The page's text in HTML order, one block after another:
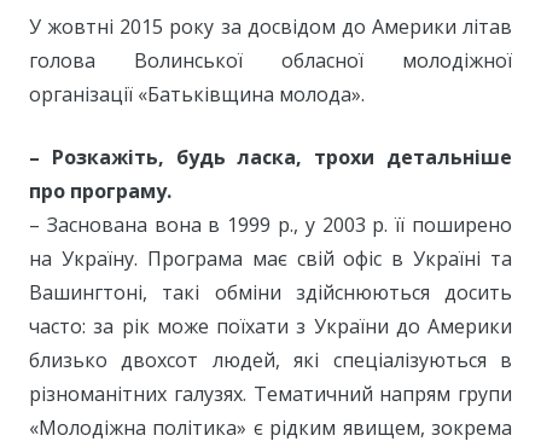
У жовтні 2015 року за досвідом до Америки літав
голова Волинської обласної молодіжної
організації «Батьківщина молода».
– Розкажіть, будь ласка, трохи детальніше
про програму.
– Заснована вона в 1999 р., у 2003 р. її поширено
на Україну. Програма має свій офіс в Україні та
Вашингтоні, такі обміни здійснюються досить
часто: за рік може поїхати з України до Америки
близько двохсот людей, які спеціалізуються в
різноманітних галузях. Тематичний напрям групи
«Молодіжна політика» є рідким явищем, зокрема